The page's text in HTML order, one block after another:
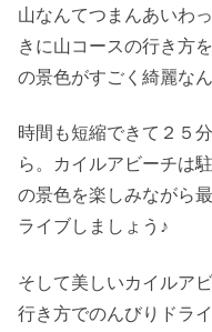
山なんてつまんあいわ
きに山コースの行き方
の景色がすごく綺麗な
時間も短縮できて２５
ら。カイルアビーチは
の景色を楽しみながら
ライブしましょう♪
そして美しいカイルア
行き方でのんびりドラ